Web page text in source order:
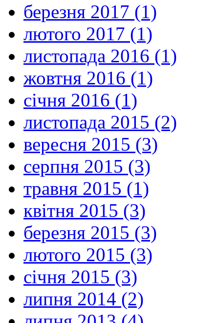
березня 2017 (1)
лютого 2017 (1)
листопада 2016 (1)
жовтня 2016 (1)
січня 2016 (1)
листопада 2015 (2)
вересня 2015 (3)
серпня 2015 (3)
травня 2015 (1)
квітня 2015 (3)
березня 2015 (3)
лютого 2015 (3)
січня 2015 (3)
липня 2014 (2)